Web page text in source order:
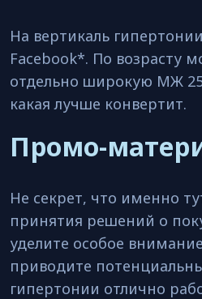
На вертикаль
Facebook*. По возрасту
отдельно широкую МЖ
какая лучше конвертит.
Промо-
Не секрет, что именно
принятия решений о
уделите особое
приводите
гипертонии отлично